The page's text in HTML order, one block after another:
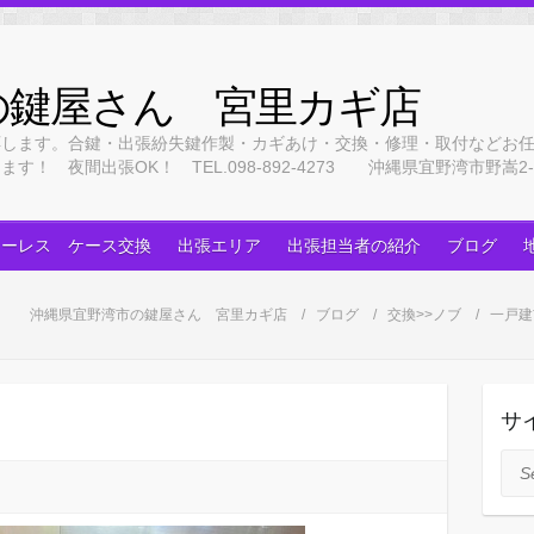
鍵屋さん 宮里カギ店
ます。合鍵・出張紛失鍵作製・カギあけ・交換・修理・取付などお
ます！ 夜間出張OK！ TEL.098-892-4273 沖縄県宜野湾市野嵩
レス ケース交換 出張エリア 出張担当者の紹介 ブログ
沖縄県宜野湾市の鍵屋さん 宮里カギ店 ブログ 交換>>ノブ 一戸
サ